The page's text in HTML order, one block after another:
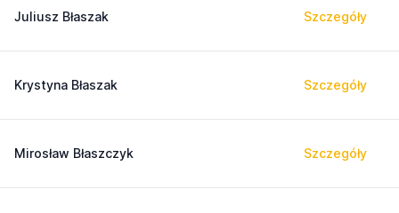
Juliusz Błaszak Szczegóły
Krystyna Błaszak Szczegóły
Mirosław Błaszczyk Szczegóły